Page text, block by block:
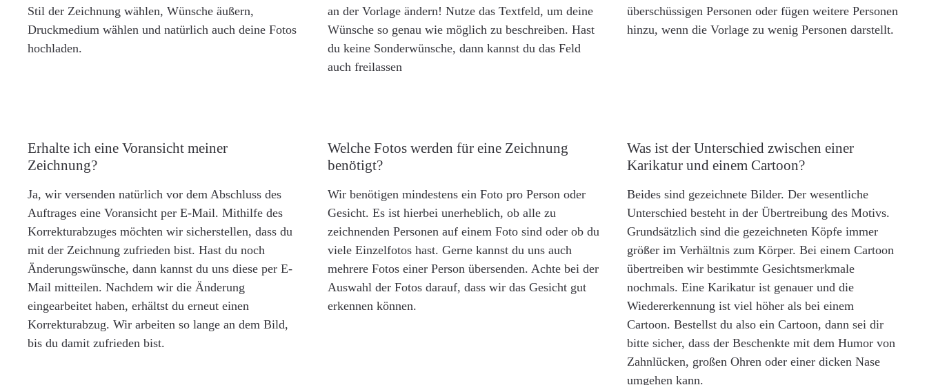
Stil der Zeichnung wählen, Wünsche äußern,
Druckmedium wählen und natürlich auch deine Fotos
hochladen.
an der Vorlage ändern! Nutze das Textfeld, um deine
Wünsche so genau wie möglich zu beschreiben. Hast
du keine Sonderwünsche, dann kannst du das Feld
auch freilassen
überschüssigen Personen oder fügen weitere Personen
hinzu, wenn die Vorlage zu wenig Personen darstellt.
Erhalte ich eine Voransicht meiner
Zeichnung?
Ja, wir versenden natürlich vor dem Abschluss des
Auftrages eine Voransicht per E-Mail. Mithilfe des
Korrekturabzuges möchten wir sicherstellen, dass du
mit der Zeichnung zufrieden bist. Hast du noch
Änderungswünsche, dann kannst du uns diese per E-
Mail mitteilen. Nachdem wir die Änderung
eingearbeitet haben, erhältst du erneut einen
Korrekturabzug. Wir arbeiten so lange an dem Bild,
bis du damit zufrieden bist.
Welche Fotos werden für eine Zeichnung
benötigt?
Wir benötigen mindestens ein Foto pro Person oder
Gesicht. Es ist hierbei unerheblich, ob alle zu
zeichnenden Personen auf einem Foto sind oder ob du
viele Einzelfotos hast. Gerne kannst du uns auch
mehrere Fotos einer Person übersenden. Achte bei der
Auswahl der Fotos darauf, dass wir das Gesicht gut
erkennen können.
Was ist der Unterschied zwischen einer
Karikatur und einem Cartoon?
Beides sind gezeichnete Bilder. Der wesentliche
Unterschied besteht in der Übertreibung des Motivs.
Grundsätzlich sind die gezeichneten Köpfe immer
größer im Verhältnis zum Körper. Bei einem Cartoon
übertreiben wir bestimmte Gesichtsmerkmale
nochmals. Eine Karikatur ist genauer und die
Wiedererkennung ist viel höher als bei einem
Cartoon. Bestellst du also ein Cartoon, dann sei dir
bitte sicher, dass der Beschenkte mit dem Humor von
Zahnlücken, großen Ohren oder einer dicken Nase
umgehen kann.